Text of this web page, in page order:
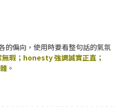
的偏向，使用時要看整句話的氣氛
瑕；honesty 強調誠實正直；
。